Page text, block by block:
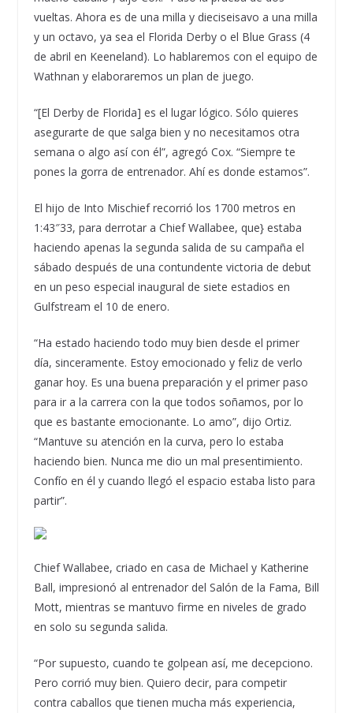
vueltas. Ahora es de una milla y dieciseisavo a una milla
y un octavo, ya sea el Florida Derby o el Blue Grass (4
de abril en Keeneland). Lo hablaremos con el equipo de
Wathnan y elaboraremos un plan de juego.
“[El Derby de Florida] es el lugar lógico. Sólo quieres
asegurarte de que salga bien y no necesitamos otra
semana o algo así con él”, agregó Cox. “Siempre te
pones la gorra de entrenador. Ahí es donde estamos”.
El hijo de Into Mischief recorrió los 1700 metros en
1:43″33, para derrotar a Chief Wallabee, que} estaba
haciendo apenas la segunda salida de su campaña el
sábado después de una contundente victoria de debut
en un peso especial inaugural de siete estadios en
Gulfstream el 10 de enero.
“Ha estado haciendo todo muy bien desde el primer
día, sinceramente. Estoy emocionado y feliz de verlo
ganar hoy. Es una buena preparación y el primer paso
para ir a la carrera con la que todos soñamos, por lo
que es bastante emocionante. Lo amo”, dijo Ortiz.
“Mantuve su atención en la curva, pero lo estaba
haciendo bien. Nunca me dio un mal presentimiento.
Confío en él y cuando llegó el espacio estaba listo para
partir”.
Chief Wallabee, criado en casa de Michael y Katherine
Ball, impresionó al entrenador del Salón de la Fama, Bill
Mott, mientras se mantuvo firme en niveles de grado
en solo su segunda salida.
“Por supuesto, cuando te golpean así, me decepciono.
Pero corrió muy bien. Quiero decir, para competir
contra caballos que tienen mucha más experiencia,